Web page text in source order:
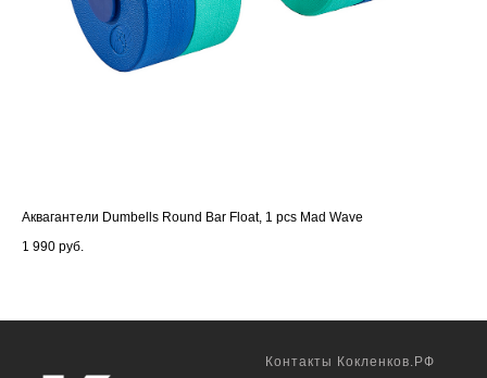
Аквагантели Dumbells Round Bar Float, 1 pcs Mad Wave
1 990 руб.
Контакты Кокленков.РФ